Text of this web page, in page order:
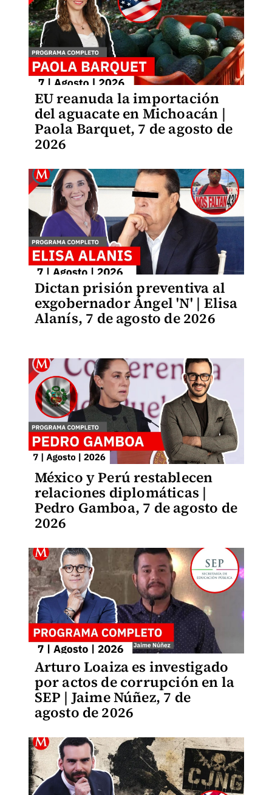
EU reanuda la importación
del aguacate en Michoacán |
Paola Barquet, 7 de agosto de
2026
Dictan prisión preventiva al
exgobernador Ángel 'N' | Elisa
Alanís, 7 de agosto de 2026
México y Perú restablecen
relaciones diplomáticas |
Pedro Gamboa, 7 de agosto de
2026
Arturo Loaiza es investigado
por actos de corrupción en la
SEP | Jaime Núñez, 7 de
agosto de 2026